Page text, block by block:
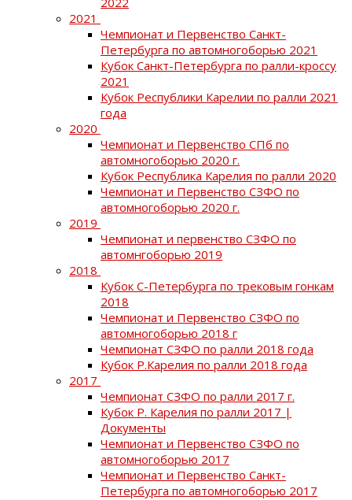
2021
Чемпионат и Первенство Санкт-
Петербурга по автомногоборью 2021
Кубок Санкт-Петербурга по ралли-кроссу
2021
Кубок Республики Карелии по ралли 2021
года
2020
Чемпионат и Первенство СПб по
автомногоборью 2020 г.
Кубок Республика Карелия по ралли 2020
Чемпионат и Первенство СЗФО по
автомногоборью 2020 г.
2019
Чемпионат и первенство СЗФО по
автомнгоборью 2019
2018
Кубок С-Петербурга по трековым гонкам
2018
Чемпионат и Первенство СЗФО по
автомногоборью 2018 г
Чемпионат СЗФО по ралли 2018 года
Кубок Р.Карелия по ралли 2018 года
2017
Чемпионат СЗФО по ралли 2017 г.
Кубок Р. Карелия по ралли 2017 |
Документы
Чемпионат и Первенство СЗФО по
автомногоборью 2017
Чемпионат и Первенство Санкт-
Петербурга по автомногоборью 2017